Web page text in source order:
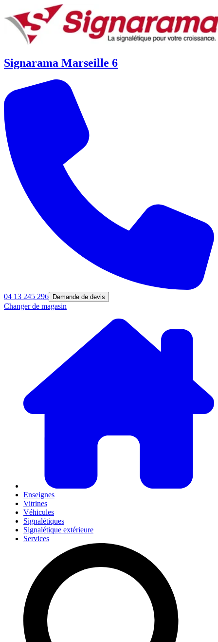
Signarama Marseille 6
04 13 245 296 Demande de devis
Changer de magasin
Enseignes
Vitrines
Véhicules
Signalétiques
Signalétique extérieure
Services